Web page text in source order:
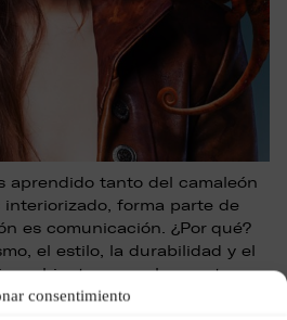
consentimiento
aprendido tanto del camaleón
forma parte de
es comunicación. ¿Por qué?
el estilo, la durabilidad y el
ambiente que solo nuestros
pueden ofrecer, se